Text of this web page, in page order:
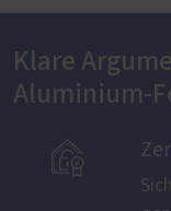
Klare
Aluminium-
